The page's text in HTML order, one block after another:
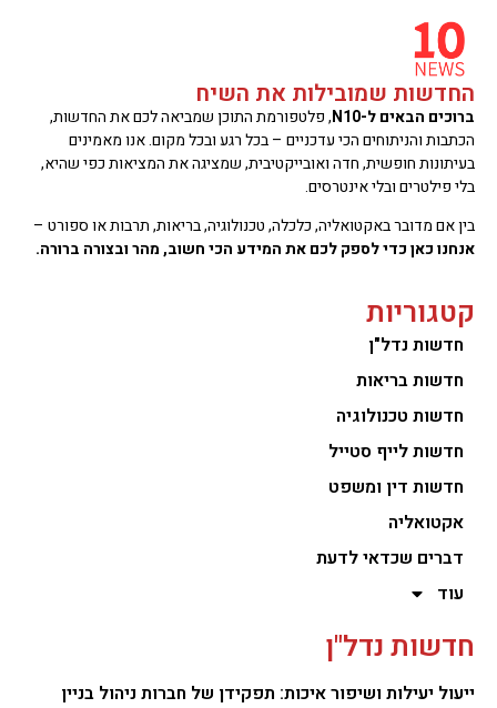
החדשות שמובילות את השיח
ברוכים הבאים ל-N10
, פלטפורמת התוכן שמביאה לכם את החדשות,
הכתבות והניתוחים הכי עדכניים – בכל רגע ובכל מקום. אנו מאמינים
בעיתונות חופשית, חדה ואובייקטיבית, שמציגה את המציאות כפי שהיא,
בלי פילטרים ובלי אינטרסים.
בין אם מדובר באקטואליה, כלכלה, טכנולוגיה, בריאות, תרבות או ספורט –
אנחנו כאן כדי לספק לכם את המידע הכי חשוב, מהר ובצורה ברורה.
קטגוריות
חדשות נדל"ן
חדשות בריאות
חדשות טכנולוגיה
חדשות לייף סטייל
חדשות דין ומשפט
אקטואליה
דברים שכדאי לדעת
עוד
חדשות נדל"ן
ייעול יעילות ושיפור איכות: תפקידן של חברות ניהול בניין